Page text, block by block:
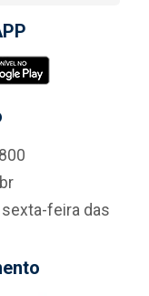
feira das